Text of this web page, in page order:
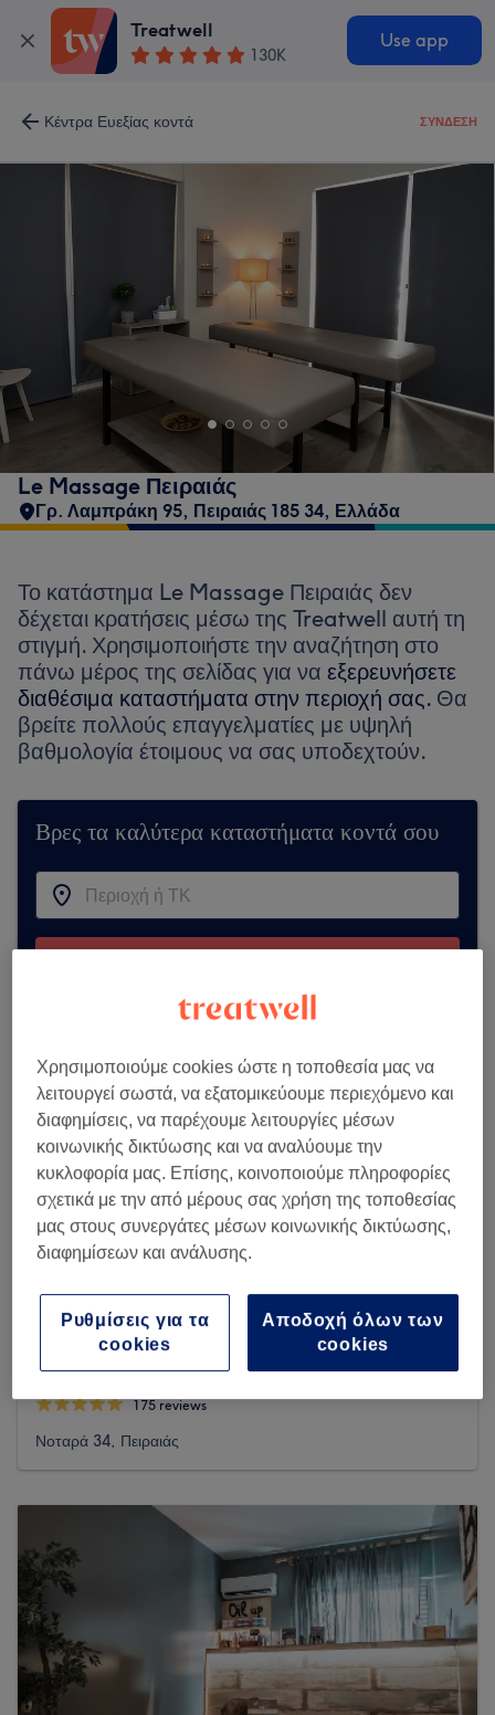
Treatwell
130K
Use app
Κέντρα Ευεξίας κοντά ΣΎΝΔΕΣΗ
Le Massage Πειραιάς
Γρ. Λαμπράκη 95, Πειραιάς 185 34, Ελλάδα
Το κατάστημα Le Massage Πειραιάς δεν
δέχεται κρατήσεις μέσω της Treatwell αυτή τη
στιγμή. Χρησιμοποιήστε την αναζήτηση στο
πάνω μέρος της σελίδας για να εξερευνήσετε
διαθέσιμα καταστήματα στην περιοχή σας. Θα
βρείτε πολλούς επαγγελματίες με υψηλή
βαθμολογία έτοιμους να σας υποδεχτούν.
Βρες τα καλύτερα καταστήματα κοντά σου
Massage and Wellness Boutique
175 reviews
Νοταρά 34, Πειραιάς
Χρησιμοποιούμε cookies ώστε η τοποθεσία μας να
λειτουργεί σωστά, να εξατομικεύουμε περιεχόμενο και
διαφημίσεις, να παρέχουμε λειτουργίες μέσων
κοινωνικής δικτύωσης και να αναλύουμε την
κυκλοφορία μας. Επίσης, κοινοποιούμε πληροφορίες
σχετικά με την από μέρους σας χρήση της τοποθεσίας
μας στους συνεργάτες μέσων κοινωνικής δικτύωσης,
διαφημίσεων και ανάλυσης.
Αποδοχή όλων των
cookies
Ρυθμίσεις για τα
cookies